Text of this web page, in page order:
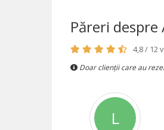
Păreri despre
4,8 / 12
Doar clienții care au
L